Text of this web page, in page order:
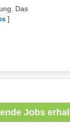
Das
]
Jobs